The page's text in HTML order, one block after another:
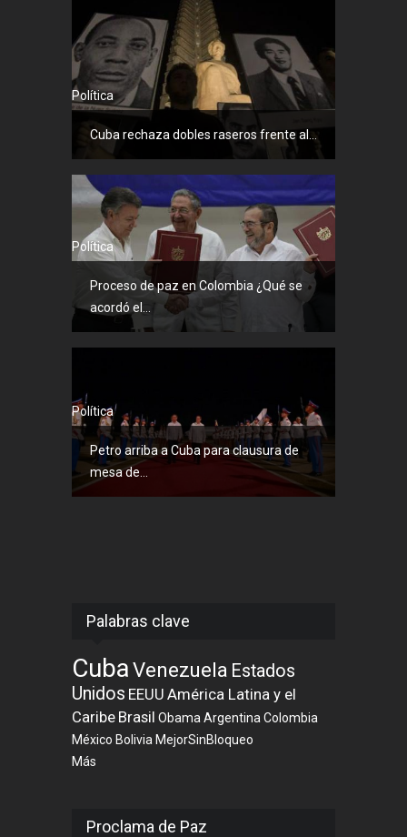
Política
Cuba rechaza dobles raseros frente al...
Política
Proceso de paz en Colombia ¿Qué se
acordó el...
Política
Petro arriba a Cuba para clausura de
mesa de...
Palabras clave
CubaVenezuela Estados
Unidos EEUU América Latina y el
Caribe Brasil Obama Argentina Colombia
México Bolivia MejorSinBloqueo
Más
Proclama de Paz